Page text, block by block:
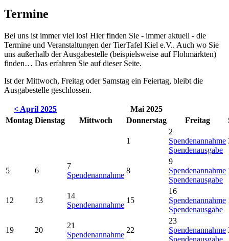
Termine
Bei uns ist immer viel los! Hier finden Sie - immer aktuell - die
Termine und Veranstaltungen der TierTafel Kiel e.V.. Auch wo Sie
uns außerhalb der Ausgabestelle (beispielsweise auf Flohmärkten)
finden… Das erfahren Sie auf dieser Seite.
Ist der Mittwoch, Freitag oder Samstag ein Feiertag, bleibt die
Ausgabestelle geschlossen.
< April 2025
Mai 2025
Montag Dienstag Mittwoch Donnerstag Freitag
1
2
Spendenannahme
Spendenausgabe
5 6
7
Spendenannahme
8
9
Spendenannahme
Spendenausgabe
12 13
14
Spendenannahme
15
16
Spendenannahme
Spendenausgabe
19 20
21
Spendenannahme
22
23
Spendenannahme
Spendenausgabe